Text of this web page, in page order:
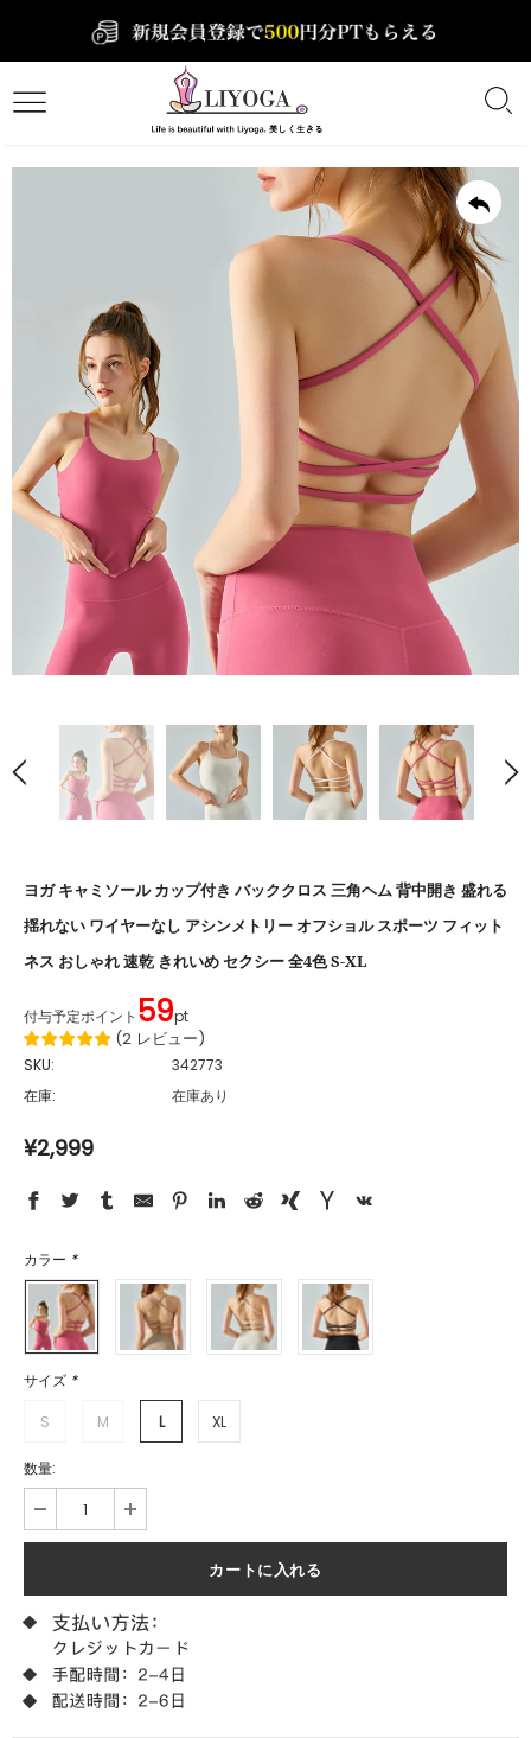
ヨガ キャミソール カップ付き バッククロス 三角ヘム 背中開き 盛れる
揺れない ワイヤーなし アシンメトリー オフショル スポーツ フィット
ネス おしゃれ 速乾 きれいめ セクシー 全4色 S-XL
付与予定ポイント 59pt
(2 レビュー)
SKU:
342773
在庫:
在庫あり
¥2,999
カラー *
サイズ *
S M L XL
数量: